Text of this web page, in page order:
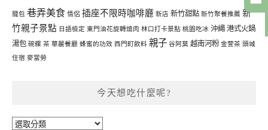
籠包 巷弄美食 情侶 插座不限時咖啡廳 新店 新竹甜點 新竹聚餐推薦 新
竹親子景點 日語檢定 東門油花旋轉燒肉 林口打卡景點 桃園吃冰 沖繩 港式火鍋
湯包 碗粿 茶 華麗餐廳 蜂蜜的功效 西門町飲料 親子 谷阿莫 越南河粉 金萱茶 頭城
住宿 麥當勞
今天想吃什麼呢?
今